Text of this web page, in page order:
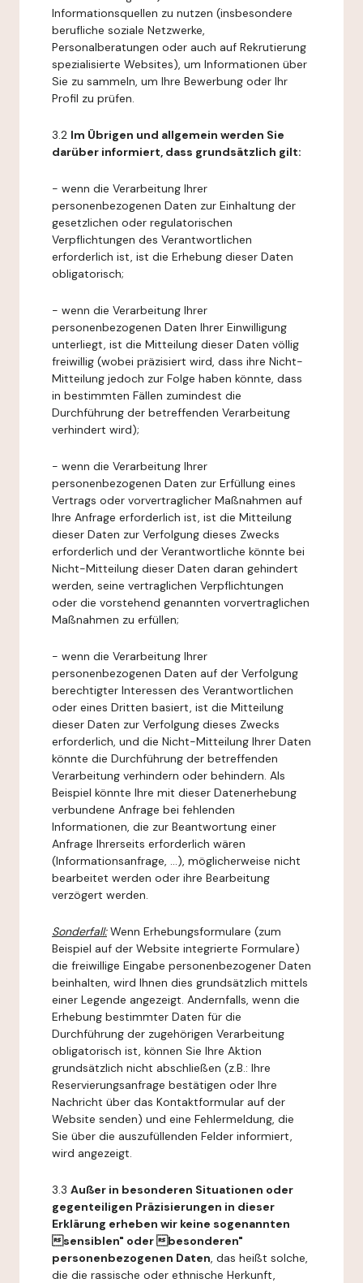
Informationsquellen zu nutzen (insbesondere
berufliche soziale Netzwerke,
Personalberatungen oder auch auf Rekrutierung
spezialisierte Websites), um Informationen über
Sie zu sammeln, um Ihre Bewerbung oder Ihr
Profil zu prüfen.
3.2 Im Übrigen und allgemein werden Sie
darüber informiert, dass grundsätzlich gilt:
- wenn die Verarbeitung Ihrer
personenbezogenen Daten zur Einhaltung der
gesetzlichen oder regulatorischen
Verpflichtungen des Verantwortlichen
erforderlich ist, ist die Erhebung dieser Daten
obligatorisch;
- wenn die Verarbeitung Ihrer
personenbezogenen Daten Ihrer Einwilligung
unterliegt, ist die Mitteilung dieser Daten völlig
freiwillig (wobei präzisiert wird, dass ihre Nicht-
Mitteilung jedoch zur Folge haben könnte, dass
in bestimmten Fällen zumindest die
Durchführung der betreffenden Verarbeitung
verhindert wird);
- wenn die Verarbeitung Ihrer
personenbezogenen Daten zur Erfüllung eines
Vertrags oder vorvertraglicher Maßnahmen auf
Ihre Anfrage erforderlich ist, ist die Mitteilung
dieser Daten zur Verfolgung dieses Zwecks
erforderlich und der Verantwortliche könnte bei
Nicht-Mitteilung dieser Daten daran gehindert
werden, seine vertraglichen Verpflichtungen
oder die vorstehend genannten vorvertraglichen
Maßnahmen zu erfüllen;
- wenn die Verarbeitung Ihrer
personenbezogenen Daten auf der Verfolgung
berechtigter Interessen des Verantwortlichen
oder eines Dritten basiert, ist die Mitteilung
dieser Daten zur Verfolgung dieses Zwecks
erforderlich, und die Nicht-Mitteilung Ihrer Daten
könnte die Durchführung der betreffenden
Verarbeitung verhindern oder behindern. Als
Beispiel könnte Ihre mit dieser Datenerhebung
verbundene Anfrage bei fehlenden
Informationen, die zur Beantwortung einer
Anfrage Ihrerseits erforderlich wären
(Informationsanfrage, ...), möglicherweise nicht
bearbeitet werden oder ihre Bearbeitung
verzögert werden.
Sonderfall:Wenn Erhebungsformulare (zum
Beispiel auf der Website integrierte Formulare)
die freiwillige Eingabe personenbezogener Daten
beinhalten, wird Ihnen dies grundsätzlich mittels
einer Legende angezeigt. Andernfalls, wenn die
Erhebung bestimmter Daten für die
Durchführung der zugehörigen Verarbeitung
obligatorisch ist, können Sie Ihre Aktion
grundsätzlich nicht abschließen (z.B.: Ihre
Reservierungsanfrage bestätigen oder Ihre
Nachricht über das Kontaktformular auf der
Website senden) und eine Fehlermeldung, die
Sie über die auszufüllenden Felder informiert,
wird angezeigt.
3.3 Außer in besonderen Situationen oder
gegenteiligen Präzisierungen in dieser
Erklärung erheben wir keine sogenannten
sensiblen" oder besonderen"
personenbezogenen Daten, das heißt solche,
die die rassische oder ethnische Herkunft,